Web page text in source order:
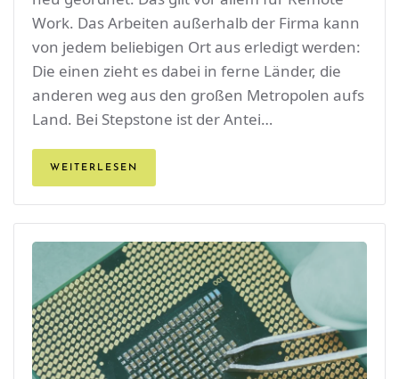
Work. Das Arbeiten außerhalb der Firma kann
von jedem beliebigen Ort aus erledigt werden:
Die einen zieht es dabei in ferne Länder, die
anderen weg aus den großen Metropolen aufs
Land. Bei Stepstone ist der Antei…
WEITERLESEN